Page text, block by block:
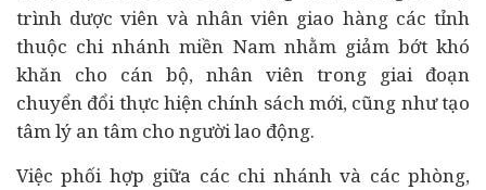
trình dược viên và nhân viên giao hàng các tỉnh
thuộc chi nhánh miền Nam nhằm giảm bớt khó
khăn cho cán bộ, nhân viên trong giai đoạn
chuyển đổi thực hiện chính sách mới, cũng như tạo
tâm lý an tâm cho người lao động.
Việc phối hợp giữa các chi nhánh và các phòng,